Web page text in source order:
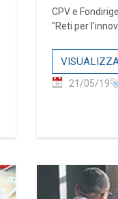
CPV e
"Reti per
21/05/19